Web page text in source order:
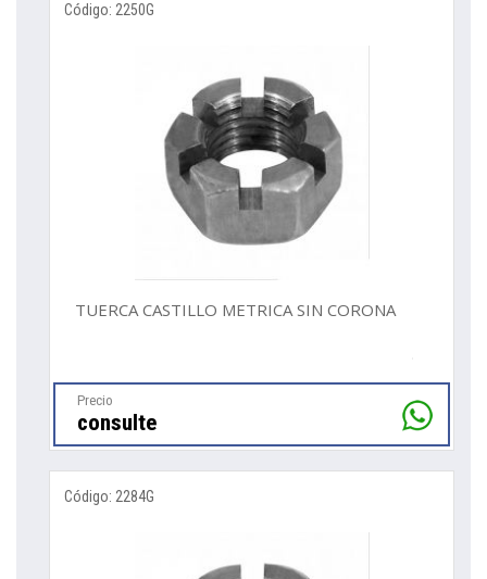
Código: 2250G
TUERCA CASTILLO METRICA SIN CORONA
Precio
consulte
Código: 2284G